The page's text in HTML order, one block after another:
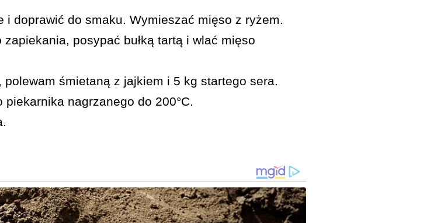
i doprawić do smaku. Wymieszać mięso z ryżem.
posypać bułką tartą i wlać mięso
śmietaną z jajkiem i 5 kg startego sera.
nagrzanego do 200°C.